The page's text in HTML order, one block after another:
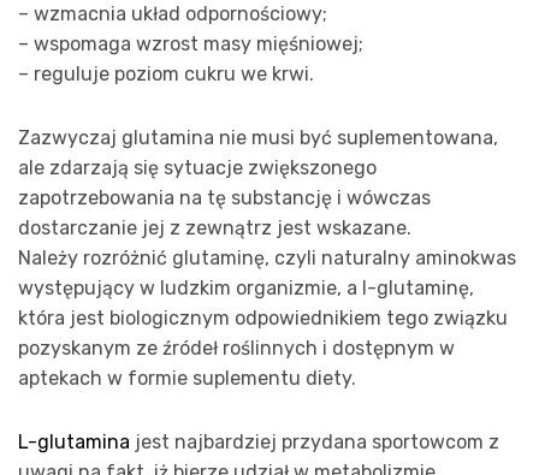
– wzmacnia układ odpornościowy;
– wspomaga wzrost masy mięśniowej;
– reguluje poziom cukru we krwi.
Zazwyczaj glutamina nie musi być suplementowana,
ale zdarzają się sytuacje zwiększonego
zapotrzebowania na tę substancję i wówczas
dostarczanie jej z zewnątrz jest wskazane.
Należy rozróżnić glutaminę, czyli naturalny aminokwas
występujący w ludzkim organizmie, a l-glutaminę,
która jest biologicznym odpowiednikiem tego związku
pozyskanym ze źródeł roślinnych i dostępnym w
aptekach w formie suplementu diety.
L-glutamina jest najbardziej przydana sportowcom z